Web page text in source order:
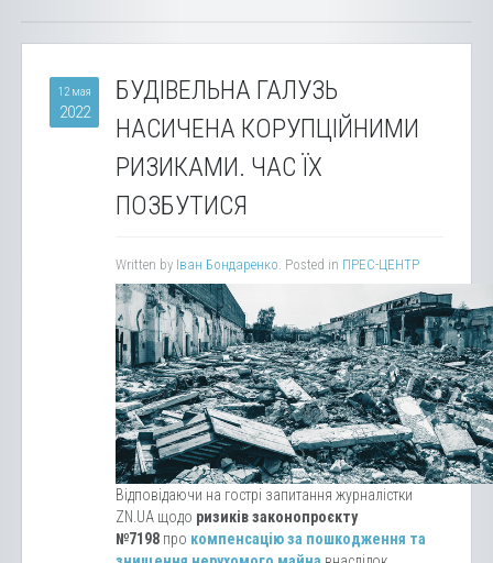
12 мая
2022
БУДІВЕЛЬНА ГАЛУЗЬ
НАСИЧЕНА КОРУПЦІЙНИМИ
РИЗИКАМИ. ЧАС ЇХ
ПОЗБУТИСЯ
Written by Іван Бондаренко. Posted in ПРЕС-ЦЕНТР
Відповідаючи на гострі запитання журналістки
ZN.UA щодо ризиків законопроєкту
№7198 про компенсацію за пошкодження та